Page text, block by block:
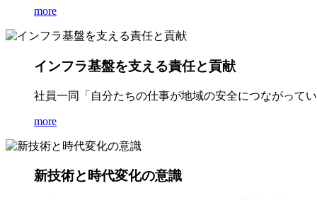
more
インフラ基盤を支える責任と貢献
社員一同「自分たちの仕事が地域の安全につながって
more
新技術と時代変化の意識